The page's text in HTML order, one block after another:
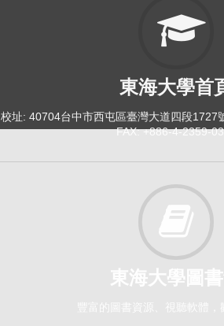
東海大學首
校址: 40704台中市西屯區臺灣大道四段1727
FAX: +886-4-2359-
東海大學圖
豐富的圖書資源、視聽軟體，